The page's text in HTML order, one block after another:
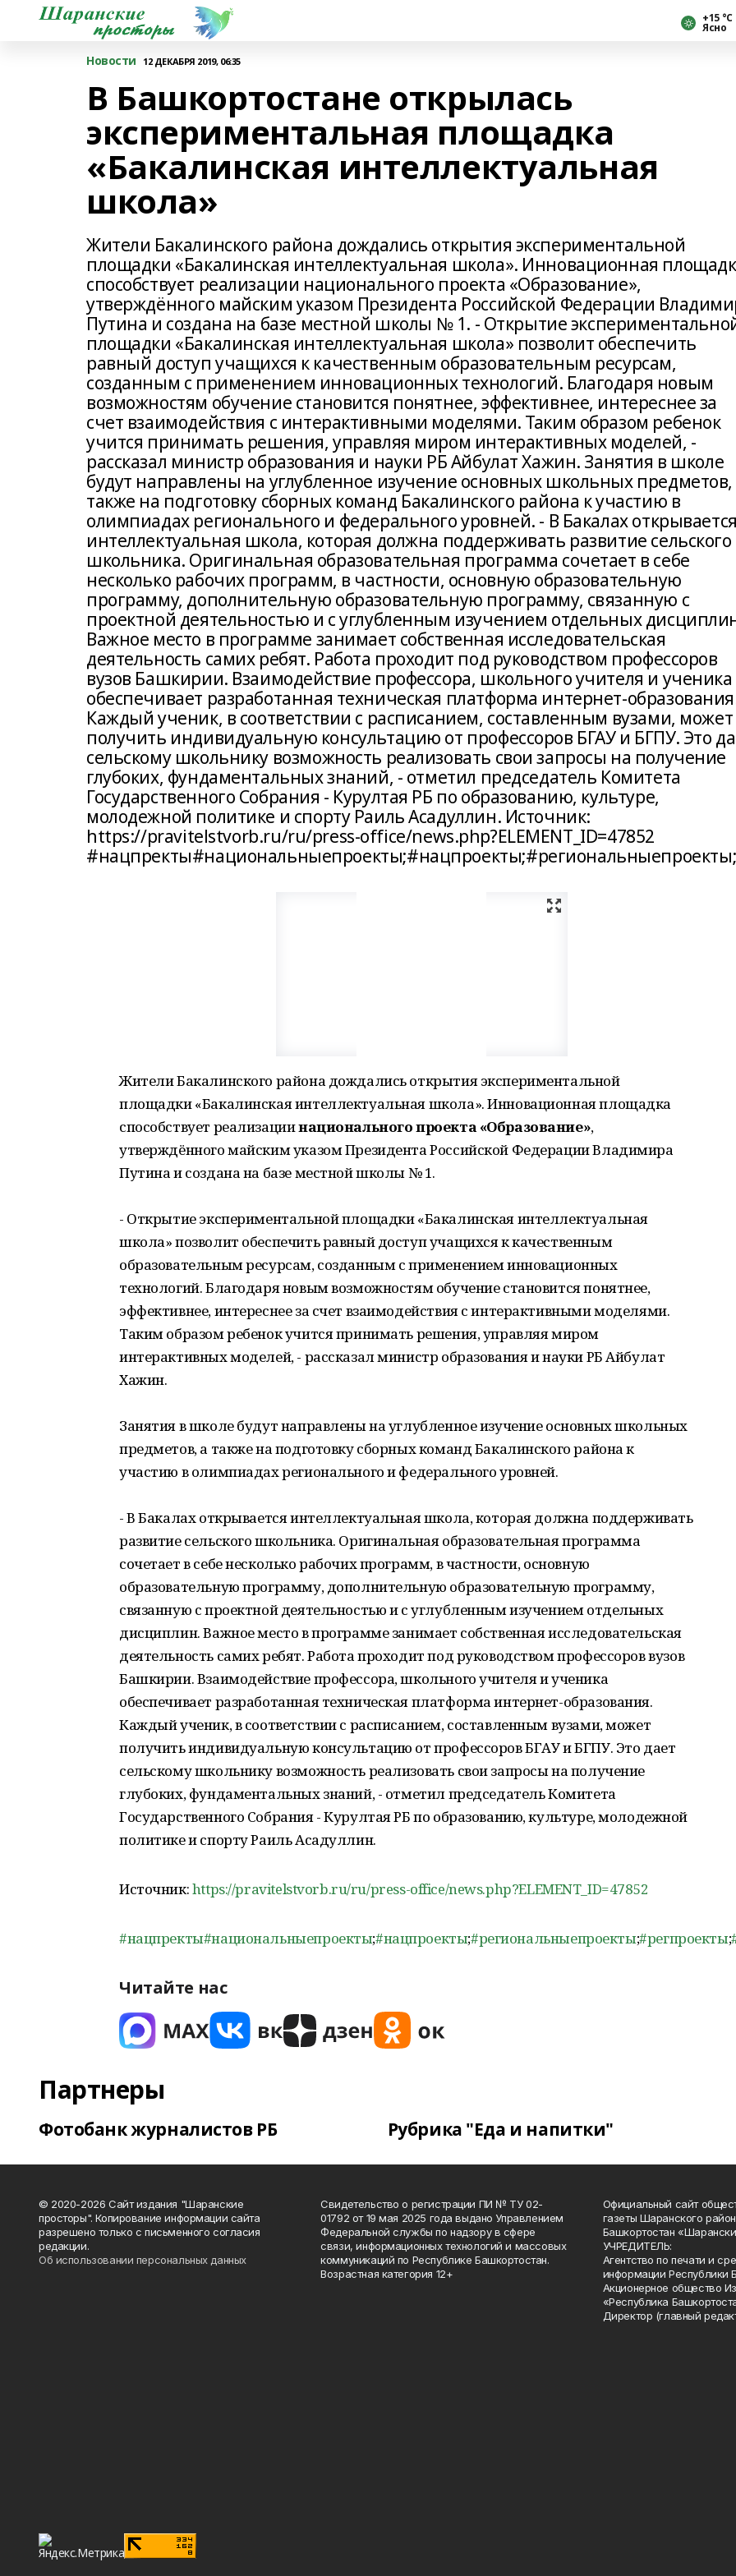
+15 °С
Ясно
Новости 12 ДЕКАБРЯ 2019, 06:35
В Башкортостане открылась
экспериментальная площадка
«Бакалинская интеллектуальная
школа»
Жители Бакалинского района дождались открытия экспериментальной
площадки «Бакалинская интеллектуальная школа». Инновационная
способствует реализации национального проекта «Образование»,
утверждённого майским указом Президента Российской Федерации
Путина и создана на базе местной школы № 1. - Открытие
площадки «Бакалинская интеллектуальная школа» позволит обеспечить
равный доступ учащихся к качественным образовательным ресурсам,
созданным с применением инновационных технологий. Благодаря новым
возможностям обучение становится понятнее, эффективнее, интереснее за
счет взаимодействия с интерактивными моделями. Таким образом ребенок
учится принимать решения, управляя миром интерактивных моделей, -
рассказал министр образования и науки РБ Айбулат Хажин. Занятия в школе
будут направлены на углубленное изучение основных школьных предметов,
также на подготовку сборных команд Бакалинского района к участию в
олимпиадах регионального и федерального уровней. - В Бакалах открывается
интеллектуальная школа, которая должна поддерживать развитие сельского
школьника. Оригинальная образовательная программа сочетает в себе
несколько рабочих программ, в частности, основную образовательную
программу, дополнительную образовательную программу, связанную с
проектной деятельностью и с углубленным изучением отдельных
Важное место в программе занимает собственная исследовательская
деятельность самих ребят. Работа проходит под руководством профессоров
вузов Башкирии. Взаимодействие профессора, школьного учителя и ученика
обеспечивает разработанная техническая платформа интернет-
Каждый ученик, в соответствии с расписанием, составленным вузами, может
получить индивидуальную консультацию от профессоров БГАУ и БГПУ. Это
сельскому школьнику возможность реализовать свои запросы на получение
глубоких, фундаментальных знаний, - отметил председатель Комитета
Государственного Собрания - Курултая РБ по образованию, культуре,
молодежной политике и спорту Раиль Асадуллин. Источник:
https://pravitelstvorb.ru/ru/press-office/news.php?ELEMENT_ID=47852
Жители Бакалинского района дождались открытия экспериментальной
площадки «Бакалинская интеллектуальная школа». Инновационная площадка
способствует реализациинационального проекта «Образование»,
утверждённого майским указом Президента Российской Федерации Владимира
Путина и создана на базе местной школы № 1.
- Открытие экспериментальной площадки «Бакалинская интеллектуальная
школа» позволит обеспечить равный доступ учащихся к качественным
образовательным ресурсам, созданным с применением инновационных
технологий. Благодаря новым возможностям обучение становится понятнее,
эффективнее, интереснее за счет взаимодействия с интерактивными моделями.
Таким образом ребенок учится принимать решения, управляя миром
интерактивных моделей, - рассказал министр образования и науки РБ Айбулат
Хажин.
Занятия в школе будут направлены на углубленное изучение основных школьных
предметов, а также на подготовку сборных команд Бакалинского района к
участию в олимпиадах регионального и федерального уровней.
- В Бакалах открывается интеллектуальная школа, которая должна поддерживать
развитие сельского школьника. Оригинальная образовательная программа
сочетает в себе несколько рабочих программ, в частности, основную
образовательную программу, дополнительную образовательную программу,
связанную с проектной деятельностью и с углубленным изучением отдельных
дисциплин. Важное место в программе занимает собственная исследовательская
деятельность самих ребят. Работа проходит под руководством профессоров вузов
Башкирии. Взаимодействие профессора, школьного учителя и ученика
обеспечивает разработанная техническая платформа интернет-образования.
Каждый ученик, в соответствии с расписанием, составленным вузами, может
получить индивидуальную консультацию от профессоров БГАУ и БГПУ. Это дает
сельскому школьнику возможность реализовать свои запросы на получение
глубоких, фундаментальных знаний, - отметил председатель Комитета
Государственного Собрания - Курултая РБ по образованию, культуре, молодежной
политике и спорту Раиль Асадуллин.
Источник:https://pravitelstvorb.ru/ru/press-office/news.php?ELEMENT_ID=47852
#нацпректы#национальныепроекты;#нацпроекты;#региональныепроекты;#регпроекты;
Читайте нас
Партнеры
Фотобанк журналистов РБ Рубрика "Еда и напитки"
© 2020-2026 Сайт издания "Шаранские
просторы". Копирование информации сайта
разрешено только с письменного согласия
редакции.
Об использовании персональных данных
Свидетельство о регистрации ПИ № ТУ 02-
01792 от 19 мая 2025 года выдано Управлением
Федеральной службы по надзору в сфере
связи, информационных технологий и массовых
коммуникаций по Республике Башкортостан.
Возрастная категория 12+
Официальный сайт
газеты Шаранского
Башкортостан
УЧРЕДИТЕЛЬ:
Агентство по печати и
информации Республики
Акционерное общество
«Республика
Директор (главный